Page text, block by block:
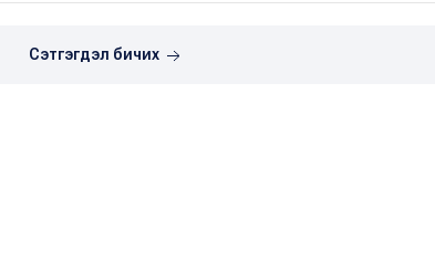
Сэтгэгдэл бичих